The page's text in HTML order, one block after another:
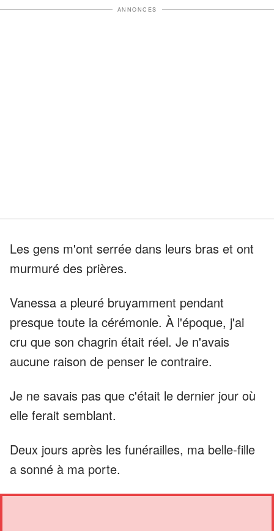
ANNONCES
Les gens m'ont serrée dans leurs bras et ont
murmuré des prières.
Vanessa a pleuré bruyamment pendant
presque toute la cérémonie. À l'époque, j'ai
cru que son chagrin était réel. Je n'avais
aucune raison de penser le contraire.
Je ne savais pas que c'était le dernier jour où
elle ferait semblant.
Deux jours après les funérailles, ma belle-fille
a sonné à ma porte.